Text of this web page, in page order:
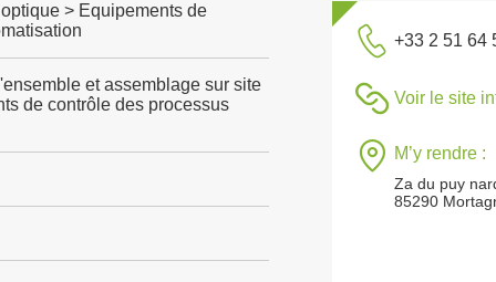
> Equipements de
et assemblage sur site
de contrôle des processus
+33 2 51 64
Voir le site
M’y rendre :
Za du puy
85290